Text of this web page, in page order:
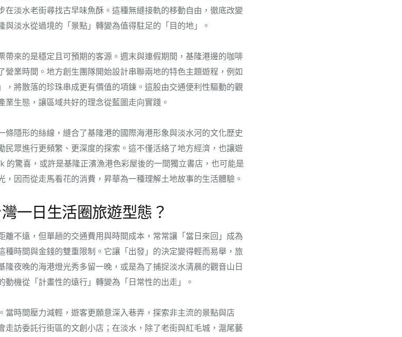
在淡水老街尋找古早味魚酥。這種無縫接軌的移動自由，徹底改變
淡水從過境的「景點」轉變為值得駐足的「目的地」。
帶來的是穩定且可預期的客源。週末與連假期間，基隆港邊的咖啡
營業時間。地方創生團隊開始設計串聯兩地的特色主題遊程，例如
，將散落的珍珠串成更有價值的項鍊。這股由交通便利性驅動的觀
生態，讓區域共好的理念從藍圖走向實踐。
條隱形的絲線，縫合了基隆港的國際海港形象與淡水河的文化歷史
民眾進行更頻繁、更深度的探索。這不僅活絡了地方經濟，也讓遊
驚喜，或許是基隆正濱漁港色彩屋後的一間獨立書店，也可能是
因而從走馬看花的消費，昇華為一種理解土地故事的生活體驗。
一日生活圈旅遊型態？
離不遠，但單趟的交通費用與時間成本，常常讓「當日來回」成為
種時間與金錢的雙重限制。它讓「出發」的決定變得輕而易舉，旅
隆夜晚的海港燈光秀多留一晚，或是為了捕捉淡水清晨的觀音山日
機從「計畫性的遠行」轉變為「日常性的出走」。
當時間壓力減輕，遊客更願意深入巷弄，探索非主流的景點與店
走訪委託行街區的文創小店；在淡水，除了老街與紅毛城，滬尾藝